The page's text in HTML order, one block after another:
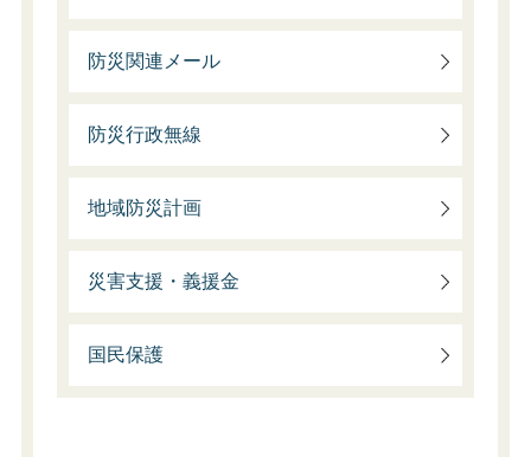
防災関連メール
防災行政無線
地域防災計画
災害支援・義援金
国民保護